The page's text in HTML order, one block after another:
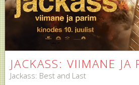
JACKASS: VIIMANE JA
Jackass: Best and Last